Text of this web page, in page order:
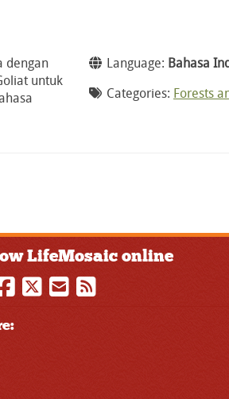
dengan
untuk
Language: Bahasa
Categories: Forests
LifeMosaic online